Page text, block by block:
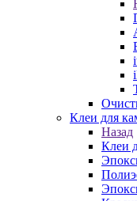
Клеи для
Назад
Клеи